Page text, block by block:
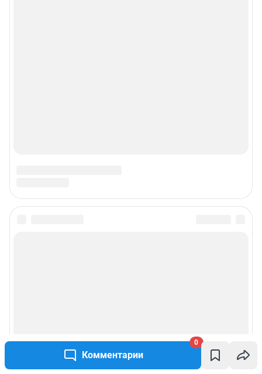
Комментарии
0